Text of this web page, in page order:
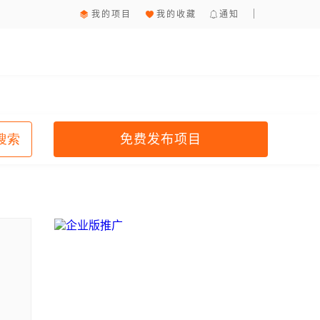
我的项目 我的收藏 通知
索 免费发布项目